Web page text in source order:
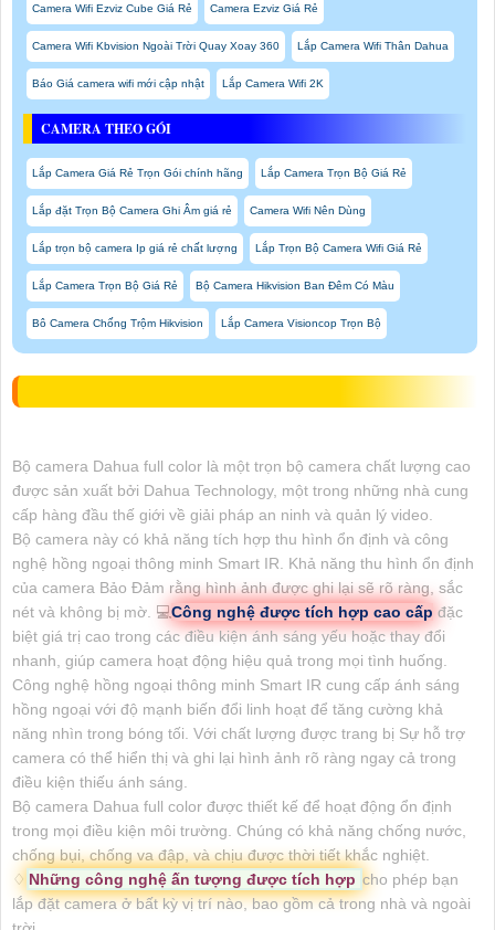
Camera Wifi Ezviz Cube Giá Rẻ Camera Ezviz Giá Rẻ
Camera Wifi Kbvision Ngoài Trời Quay Xoay 360 Lắp Camera Wifi Thân Dahua
Báo Giá camera wifi mới cập nhật Lắp Camera Wifi 2K
CAMERA THEO GÓI
Lắp Camera Giá Rẻ Trọn Gói chính hãng Lắp Camera Trọn Bộ Giá Rẻ
Lắp đặt Trọn Bộ Camera Ghi Âm giá rẻ Camera Wifi Nên Dùng
Lắp trọn bộ camera Ip giá rẻ chất lượng Lắp Trọn Bộ Camera Wifi Giá Rẻ
Lắp Camera Trọn Bộ Giá Rẻ Bộ Camera Hikvision Ban Đêm Có Màu
Bô Camera Chống Trộm Hikvision Lắp Camera Visioncop Trọn Bộ
Bộ camera Dahua full color là một trọn bộ camera chất lượng cao
được sản xuất bởi Dahua Technology, một trong những nhà cung
cấp hàng đầu thế giới về giải pháp an ninh và quản lý video.
Bộ camera này có khả năng tích hợp thu hình ổn định và công
nghệ hồng ngoại thông minh Smart IR. Khả năng thu hình ổn định
của camera Bảo Đảm rằng hình ảnh được ghi lại sẽ rõ ràng, sắc
nét và không bị mờ. 💻Công nghệ được tích hợp cao cấp đặc
biệt giá trị cao trong các điều kiện ánh sáng yếu hoặc thay đổi
nhanh, giúp camera hoạt động hiệu quả trong mọi tình huống.
Công nghệ hồng ngoại thông minh Smart IR cung cấp ánh sáng
hồng ngoại với độ mạnh biến đổi linh hoạt để tăng cường khả
năng nhìn trong bóng tối. Với chất lượng được trang bị Sự hỗ trợ
camera có thể hiển thị và ghi lại hình ảnh rõ ràng ngay cả trong
điều kiện thiếu ánh sáng.
Bộ camera Dahua full color được thiết kế để hoạt động ổn định
trong mọi điều kiện môi trường. Chúng có khả năng chống nước,
chống bụi, chống va đập, và chịu được thời tiết khắc nghiệt.
♢ Những công nghệ ấn tượng được tích hợp cho phép bạn
lắp đặt camera ở bất kỳ vị trí nào, bao gồm cả trong nhà và ngoài